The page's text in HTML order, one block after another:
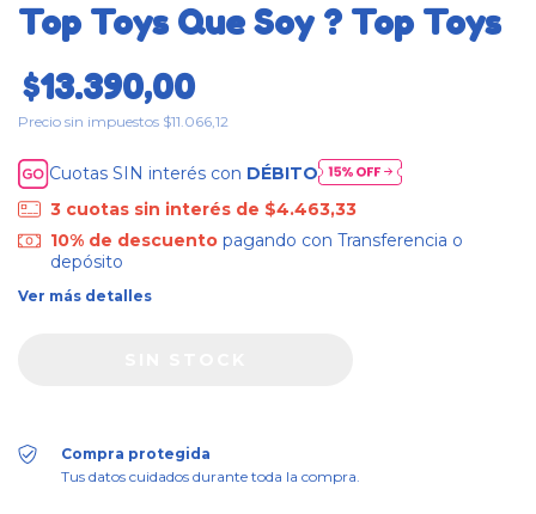
Top Toys Que Soy ? Top Toys
$13.390,00
Precio sin impuestos $11.066,12
Cuotas SIN interés con DÉBITO
3 cuotas sin interés de $4.463,33
10% de descuentopagando con Transferencia o
depósito
Ver más detalles
Compra protegida
Tus datos cuidados durante toda la compra.